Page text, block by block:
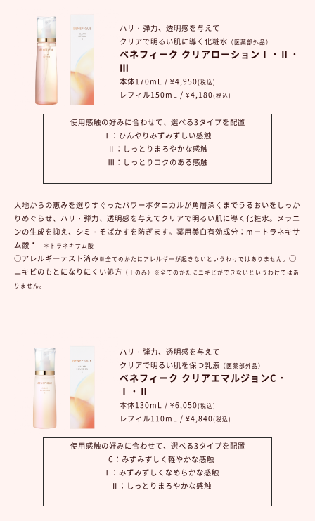
ハリ・弾力、透明感を与えて
クリアで明るい肌に導く化粧水 （医薬部外品）
ベネフィーク クリアローションⅠ・Ⅱ・
Ⅲ
本体170mL / ¥4,950(税込)
レフィル150mL / ¥4,180(税込)
使用感触の好みに合わせて、選べる3タイプを配置
Ⅰ：ひんやりみずみずしい感触
Ⅱ：しっとりまろやかな感触
Ⅲ：しっとりコクのある感触
大地からの恵みを選りすぐったパワーボタニカルが角層深くまでうるおいをしっか
りめぐらせ、ハリ・弾力、透明感を与えてクリアで明るい肌に導く化粧水。メラニ
ンの生成を抑え、シミ・そばかすを防ぎます。薬用美白有効成分：m－トラネキサ
ム酸 *
＊トラネキサム酸
○アレルギーテスト済み※全てのかたにアレルギーが起きないというわけではありません。 ○
ニキビのもとになりにくい処方 （Ⅰのみ）※全てのかたにニキビができないというわけではあ
りません。
ハリ・弾力、透明感を与えて
クリアで明るい肌を保つ乳液 （医薬部外品）
ベネフィーク クリアエマルジョンC・
Ⅰ・Ⅱ
本体130mL / ¥6,050(税込)
レフィル110mL / ¥4,840(税込)
使用感触の好みに合わせて、選べる3タイプを配置
C：みずみずしく軽やかな感触
Ⅰ：みずみずしくなめらかな感触
Ⅱ：しっとりまろやかな感触